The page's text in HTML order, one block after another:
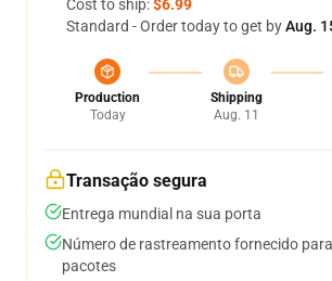
Cost to ship:$6.99
Standard - Order today to get byAug.
Production
Today
Shipping
Aug. 11
Transação segura
Entrega mundial na sua porta
Número de rastreamento fornecido
pacotes